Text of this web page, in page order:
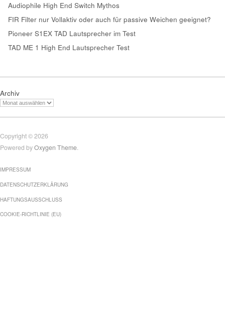
Audiophile High End Switch Mythos
FIR Filter nur Vollaktiv oder auch für passive Weichen geeignet?
Pioneer S1EX TAD Lautsprecher im Test
TAD ME 1 High End Lautsprecher Test
Archiv
Copyright © 2026
Powered byOxygen Theme.
IMPRESSUM
DATENSCHUTZERKLÄRUNG
HAFTUNGSAUSSCHLUSS
COOKIE-RICHTLINIE (EU)